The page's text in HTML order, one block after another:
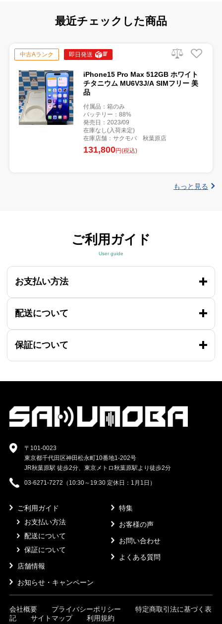
最近チェックした商品
中古Aランク 即日発送
iPhone15 Pro Max 512GB ホワイト
チタニウム MU6V3J/A SIMフリー 美
品
付属品：箱のみ
バッテリー：88%
発売日：2023/09
在庫なし(入荷未定)
在庫店舗：サクモバ 秋葉原店
131,800円(税込)
もっと見る
ご利用ガイド
User guide
お支払い方法
配送について
保証について
〒101-0023
東京都千代田区神田松永町10番地1-202号
JR秋葉原駅 徒歩2分、東京メトロ秋葉原駅より徒歩2分
03-6271-7272（10:30～19:30 定休日：1月1日）
ご利用ガイド
お支払い方法
配送について
保証について
店舗情報
お知らせ・キャンペーン
特集
お客様の声
お問い合わせ
よくある質問
会社概要 プライバシーポリシー
特定商取引法に基づく表
記
サイトマップ 利用規約